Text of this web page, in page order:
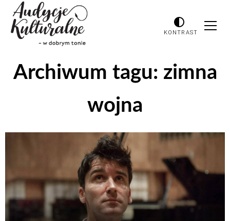
KONTRAST
Archiwum tagu: zimna
wojna
dźwiękowych